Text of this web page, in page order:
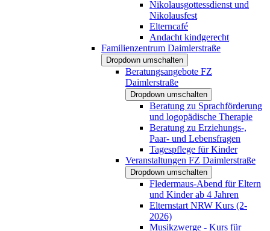
Nikolausgottessdienst und
Nikolausfest
Elterncafé
Andacht kindgerecht
Familienzentrum Daimlerstraße
Dropdown umschalten
Beratungsangebote FZ
Daimlerstraße
Dropdown umschalten
Beratung zu Sprachförderung
und logopädische Therapie
Beratung zu Erziehungs-,
Paar- und Lebensfragen
Tagespflege für Kinder
Veranstaltungen FZ Daimlerstraße
Dropdown umschalten
Fledermaus-Abend für Eltern
und Kinder ab 4 Jahren
Elternstart NRW Kurs (2-
2026)
Musikzwerge - Kurs für